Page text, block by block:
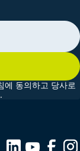
에 동의하고 당사로